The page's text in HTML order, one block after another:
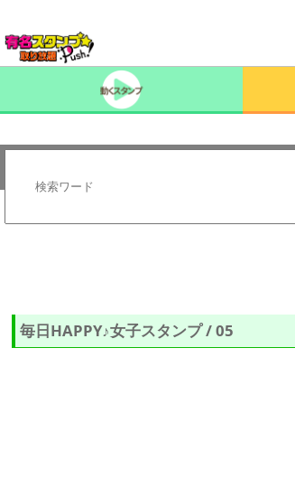
毎日HAPPY♪女子スタンプ / 05